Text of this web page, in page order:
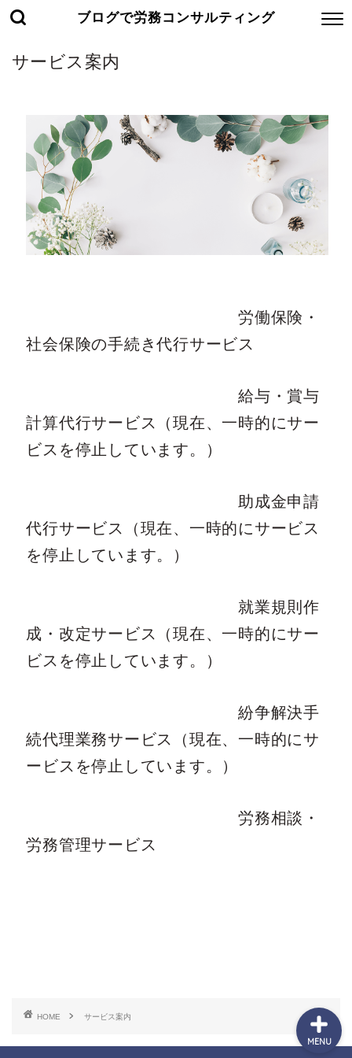
ブログで労務コンサルティング
サービス案内
労働保険・
社会保険の手続き代行サービス
給与・賞与
計算代行サービス（現在、一時的にサー
ビスを停止しています。）
助成金申請
代行サービス（現在、一時的にサービス
を停止しています。）
就業規則作
成・改定サービス（現在、一時的にサー
ビスを停止しています。）
紛争解決手
続代理業務サービス（現在、一時的にサ
ービスを停止しています。）
労務相談・
労務管理サービス
HOME サービス案内
MENU